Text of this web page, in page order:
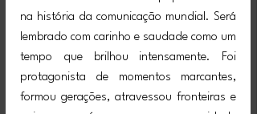
na história da comunicação mundial. Será
lembrado com carinho e saudade como um
tempo que brilhou intensamente. Foi
protagonista de momentos marcantes,
formou gerações, atravessou fronteiras e